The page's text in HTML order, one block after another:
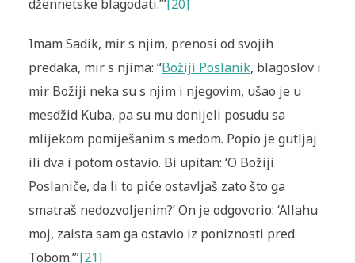
džennetske blagodati.’”[20]
Imam Sadik, mir s njim, prenosi od svojih
predaka, mir s njima: “Božiji Poslanik, blagoslov i
mir Božiji neka su s njim i njegovim, ušao je u
mesdžid Kuba, pa su mu donijeli posudu sa
mlijekom pomiješanim s medom. Popio je gutljaj
ili dva i potom ostavio. Bi upitan: ‘O Božiji
Poslaniče, da li to piće ostavljaš zato što ga
smatraš nedozvoljenim?’ On je odgovorio: ‘Allahu
moj, zaista sam ga ostavio iz poniznosti pred
Tobom.’”[21]